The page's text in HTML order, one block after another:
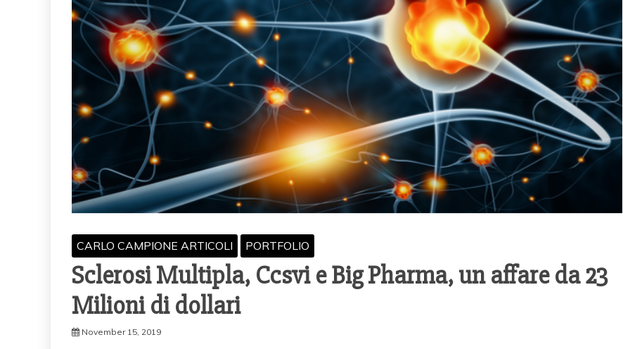
CARLO CAMPIONE ARTICOLI PORTFOLIO
Sclerosi Multipla, Ccsvi e Big Pharma, un affare da 23
Milioni di dollari
November 15, 2019